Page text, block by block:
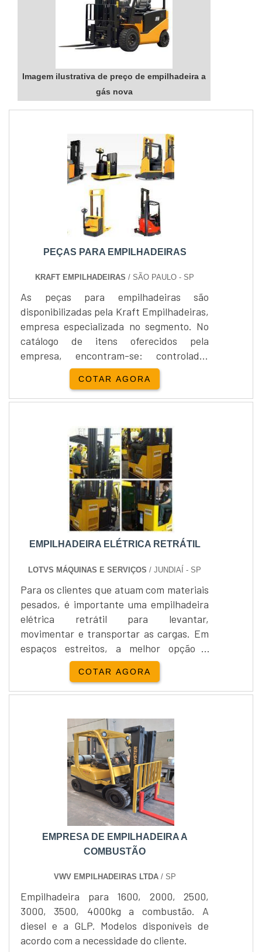
Imagem ilustrativa de preço de empilhadeira a
gás nova
PEÇAS PARA EMPILHADEIRAS
KRAFT EMPILHADEIRAS / SÃO PAULO - SP
As peças para empilhadeiras são
disponibilizadas pela Kraft Empilhadeiras,
empresa especializada no segmento. No
catálogo de itens oferecidos pela
empresa, encontram-se: controlador
hidráulico e de tração, peças para
reposição, rodas, rodízios, kit de reparo e
conectores.A empresa Kraft surgiu da
seus fundadores na prestação de serviço,
manutenção e comercialização de
equipamentos e peças para
empilhadeiras....
COTAR AGORA
EMPILHADEIRA ELÉTRICA RETRÁTIL
LOTVS MÁQUINAS E SERVIÇOS / JUNDIAÍ - SP
Para os clientes que atuam com materiais
pesados, é importante uma empilhadeira
elétrica retrátil para levantar,
movimentar e transportar as cargas. Em
espaços estreitos, a melhor opção é
utilizar a empilhadeira, pois é compacta e
a torre pode avançar e recuar em
corredores que não caberia uma
para ser utilizada em ambientes internos
e com corredores estreitos, Contém
chassis e torres diferentes.Pensando
COTAR AGORA
EMPRESA DE EMPILHADEIRA A
COMBUSTÃO
VWV EMPILHADEIRAS LTDA/ SP
Empilhadeira para 1600, 2000, 2500,
3000, 3500, 4000kg a combustão. A
diesel e a GLP. Modelos disponíveis de
acordo com a necessidade do cliente.